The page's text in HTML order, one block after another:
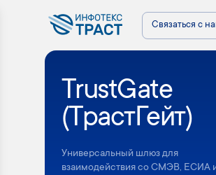
Связаться с
TrustGate
(ТрастГейт)
Универсальный шлюз для
взаимодействия со СМЭВ, ЕСИА